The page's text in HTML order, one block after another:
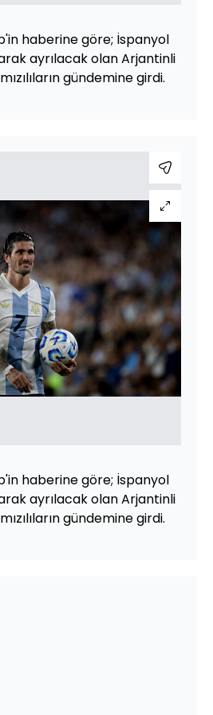
haberine göre; İspanyol
ayrılacak olan Arjantinli
gündemine girdi.
haberine göre; İspanyol
ayrılacak olan Arjantinli
gündemine girdi.